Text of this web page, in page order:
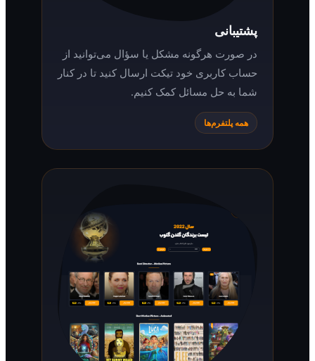
در صورت هرگونه مشکل یا سؤال می‌توانید از
حساب کاربری خود تیکت ارسال کنید تا در کنار
شما به حل مسائل کمک کنیم.
همه پلتفرم‌ها